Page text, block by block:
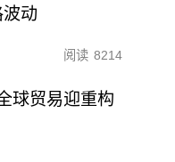
动
阅读 8214
球贸易迎重构